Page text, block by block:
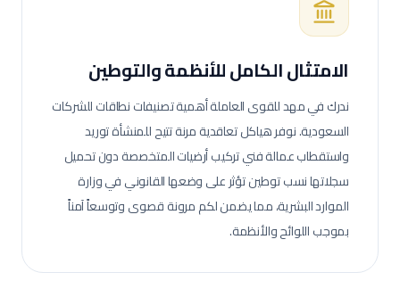
الامتثال الكامل للأنظمة والتوطين
ندرك في مهد للقوى العاملة أهمية تصنيفات نطاقات للشركات
السعودية. نوفر هياكل تعاقدية مرنة تتيح للمنشأة توريد
واستقطاب عمالةفني تركيب أرضياتالمتخصصة دون تحميل
سجلاتها نسب توطين تؤثر على وضعها القانوني في وزارة
الموارد البشرية، مما يضمن لكم مرونة قصوى وتوسعاً آمناً
بموجب اللوائح والأنظمة.